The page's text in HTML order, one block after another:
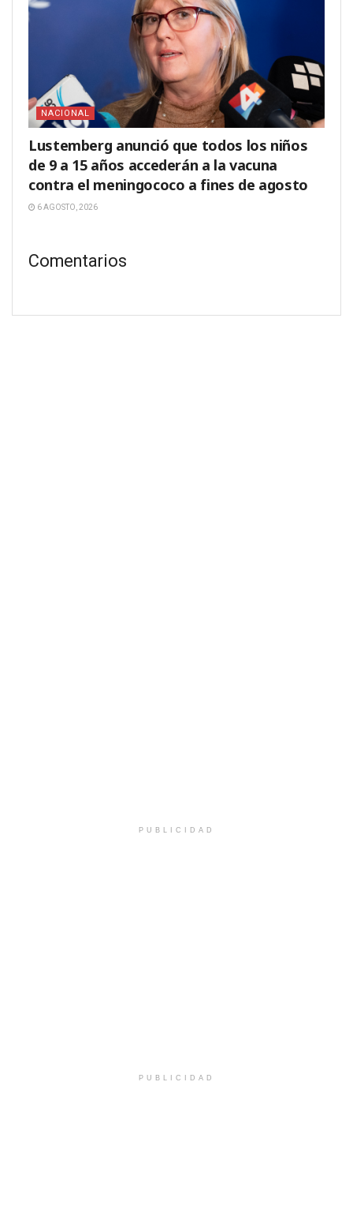
NACIONAL
Lustemberg anunció que todos los niños
de 9 a 15 años accederán a la vacuna
contra el meningococo a fines de agosto
6 AGOSTO, 2026
Comentarios
PUBLICIDAD
PUBLICIDAD